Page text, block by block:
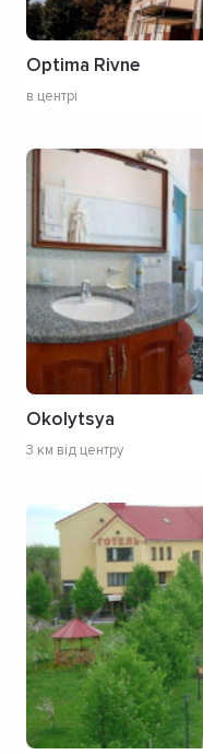
Optima Rivne
в центрі
Okolytsya
3 км від центру